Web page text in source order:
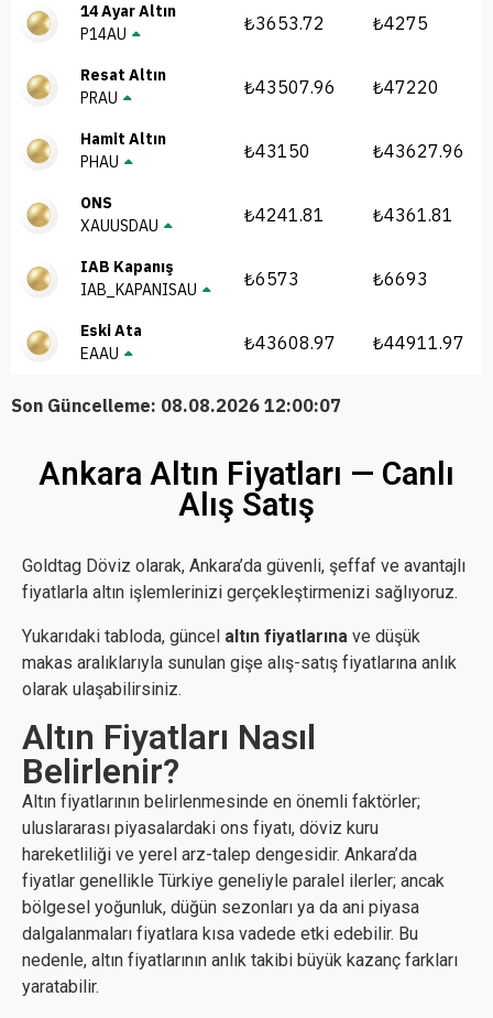
14 Ayar Altın
P14AU
₺3653.72 ₺4275
Resat Altın
PRAU
₺43507.96 ₺47220
Hamit Altın
PHAU
₺43150 ₺43627.96
ONS
XAUUSDAU
₺4241.81 ₺4361.81
IAB Kapanış
IAB_KAPANISAU
₺6573 ₺6693
Eski Ata
EAAU
₺43608.97 ₺44911.97
Son Güncelleme: 08.08.2026 12:00:07
Ankara Altın Fiyatları — Canlı
Alış Satış
Goldtag Döviz olarak, Ankara’da güvenli, şeffaf ve avantajlı
fiyatlarla altın işlemlerinizi gerçekleştirmenizi sağlıyoruz.
Yukarıdaki tabloda, güncel altın fiyatlarına ve düşük
makas aralıklarıyla sunulan gişe alış-satış fiyatlarına anlık
olarak ulaşabilirsiniz.
Altın Fiyatları Nasıl
Belirlenir?
Altın fiyatlarının belirlenmesinde en önemli faktörler;
uluslararası piyasalardaki ons fiyatı, döviz kuru
hareketliliği ve yerel arz-talep dengesidir. Ankara’da
fiyatlar genellikle Türkiye geneliyle paralel ilerler; ancak
bölgesel yoğunluk, düğün sezonları ya da ani piyasa
dalgalanmaları fiyatlara kısa vadede etki edebilir. Bu
nedenle, altın fiyatlarının anlık takibi büyük kazanç farkları
yaratabilir.